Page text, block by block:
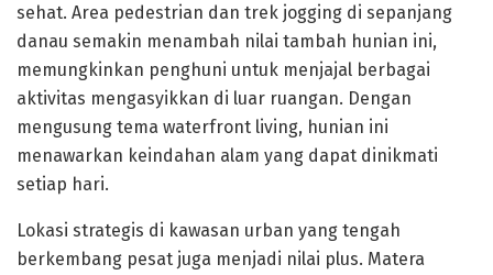
sehat. Area pedestrian dan trek jogging di sepanjang
danau semakin menambah nilai tambah hunian ini,
memungkinkan penghuni untuk menjajal berbagai
aktivitas mengasyikkan di luar ruangan. Dengan
mengusung tema waterfront living, hunian ini
menawarkan keindahan alam yang dapat dinikmati
setiap hari.
Lokasi strategis di kawasan urban yang tengah
berkembang pesat juga menjadi nilai plus. Matera